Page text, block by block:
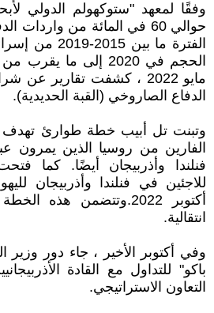
وفقًا لمعهد "ستوكهولم الدولي
حوالي 60 في المائة من واردات
الفترة ما بين
مايو 2022 ، كشفت تقارير
الدفاع الصاروخي (القبة الحديدية).
وتبنت تل أبيب خطة طوارئ تهدف
الفارين من روسيا الذين يمرون
فنلندا وأذربيجان أيضًا. كما
للاجئين في فنلندا وأذربيجان
أكتوبر 2022.وتتضمن هذه
انتقالية.
وفي أكتوبر الأخير ، جاء دور وزير
باكو" للتداول مع القادة
التعاون الاستراتيجي.